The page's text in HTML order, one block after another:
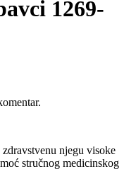
1269-
njegu visoke
stručnog medicinskog